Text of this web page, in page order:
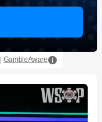
GambleAware